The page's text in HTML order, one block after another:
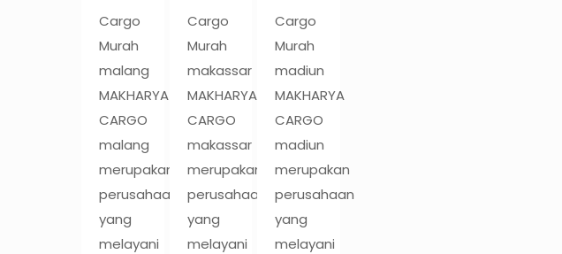
Cargo
Murah
malang
MAKHARYA
CARGO
malang
merupakan
perusahaan
yang
melayani
Cargo
Murah
makassar
MAKHARYA
CARGO
makassar
merupakan
perusahaan
yang
melayani
Cargo
Murah
madiun
MAKHARYA
CARGO
madiun
merupakan
perusahaan
yang
melayani